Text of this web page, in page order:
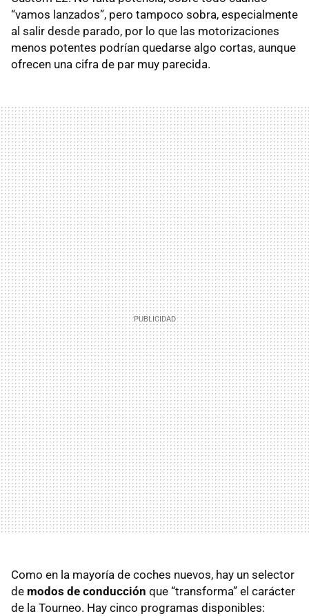
“vamos lanzados”, pero tampoco sobra, especialmente
al salir desde parado, por lo que las motorizaciones
menos potentes podrían quedarse algo cortas, aunque
ofrecen una cifra de par muy parecida.
Como en la mayoría de coches nuevos, hay un selector
de modos de conducción que “transforma” el carácter
de la Tourneo. Hay cinco programas disponibles: